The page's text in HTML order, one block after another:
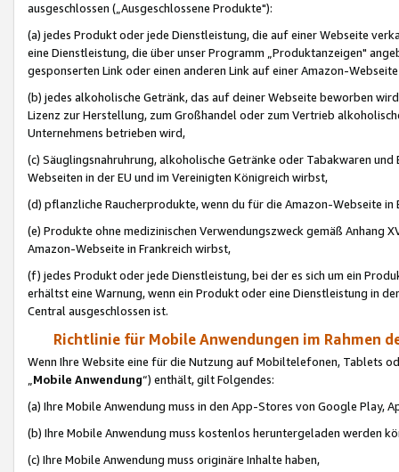
ausgeschlossen („Ausgeschlossene Produkte"):
(a) jedes Produkt oder jede Dienstleistung, die auf einer Webseite
eine Dienstleistung, die über unser Programm „Produktanzeigen"
gesponserten Link oder einen anderen Link auf einer Amazon-
(b) jedes alkoholische Getränk, das auf deiner Webseite beworben
Lizenz zur Herstellung, zum Großhandel oder zum Vertrieb
Unternehmens betrieben wird,
(c) Säuglingsnahruhrung, alkoholische Getränke oder Tabakwaren
Webseiten in der EU und im Vereinigten Königreich wirbst,
(d) pflanzliche Raucherprodukte, wenn du für die Amazon-Webseite in
(e) Produkte ohne medizinischen Verwendungszweck gemäß Anhang
Amazon-Webseite in Frankreich wirbst,
(f) jedes Produkt oder jede Dienstleistung, bei der es sich um ein
erhältst eine Warnung, wenn ein Produkt oder eine Dienstleistung in
Central ausgeschlossen ist.
Richtlinie für Mobile Anwendungen im Rahmen
Wenn Ihre Website eine für die Nutzung auf Mobiltelefonen, Tablets
„Mobile Anwendung“) enthält, gilt Folgendes:
(a) Ihre Mobile Anwendung muss in den App-Stores von Google Play,
(b) Ihre Mobile Anwendung muss kostenlos heruntergeladen werden
(c) Ihre Mobile Anwendung muss originäre Inhalte haben,